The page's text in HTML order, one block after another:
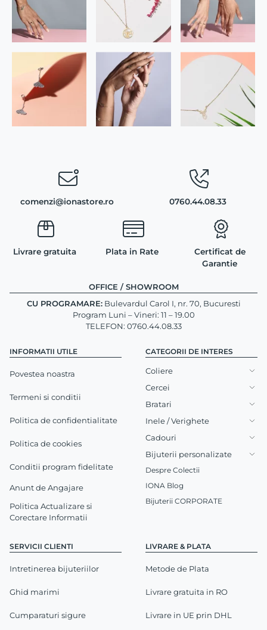
comenzi@ionastore.ro 0760.44.08.33
Livrare gratuita Plata in Rate
Certificat de
Garantie
INFORMATII UTILE
Povestea noastra
Termeni si conditii
Politica de confidentialitate
Politica de cookies
Conditii program fidelitate
Anunt de Angajare
Politica Actualizare si
Corectare Informatii
SERVICII CLIENTI
Intretinerea bijuteriilor
Ghid marimi
Cumparaturi sigure
LIVRARE & PLATA
Metode de Plata
Livrare gratuita in RO
Livrare in UE prin DHL
OFFICE / SHOWROOM
CU PROGRAMARE:Bulevardul Carol I, nr. 70, Bucuresti
Program Luni – Vineri: 11 – 19.00
TELEFON: 0760.44.08.33
CATEGORII DE INTERES
Coliere
Cercei
Bratari
Inele / Verighete
Cadouri
Bijuterii personalizate
Despre Colectii
IONA Blog
Bijuterii CORPORATE